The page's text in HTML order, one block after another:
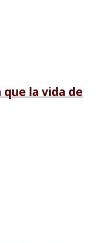
la vida de